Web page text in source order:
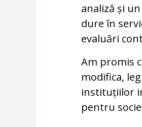
analiză și
dure în
evaluări
Am promis
modifica,
instituțiilor
pentru